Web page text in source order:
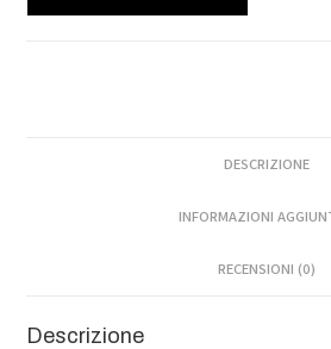
DESCRIZIONE
INFORMAZIONI
RECENSIONI (0)
Descrizione